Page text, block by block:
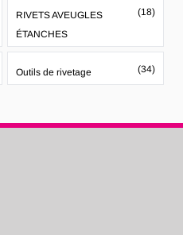
RIVETS AVEUGLES
ÉTANCHES
(18)
Outils de rivetage (34)